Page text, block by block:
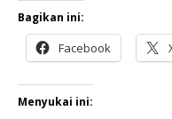
Bagikan ini:
Facebook
Menyukai ini: